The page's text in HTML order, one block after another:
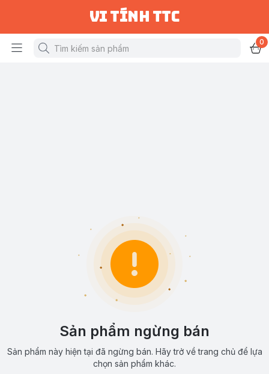
vi tính ttc
0
Sản phẩm ngừng bán
Sản phẩm này hiện tại đã ngừng bán. Hãy trở về trang chủ để lựa
chọn sản phẩm khác.